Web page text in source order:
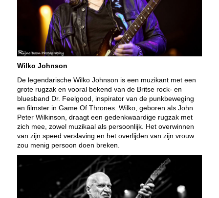
Wilko Johnson
De legendarische Wilko Johnson is een muzikant met een
grote rugzak en vooral bekend van de Britse rock- en
bluesband Dr. Feelgood, inspirator van de punkbeweging
en filmster in Game Of Thrones. Wilko, geboren als John
Peter Wilkinson, draagt een gedenkwaardige rugzak met
zich mee, zowel muzikaal als persoonlijk. Het overwinnen
van zijn speed verslaving en het overlijden van zijn vrouw
zou menig persoon doen breken.